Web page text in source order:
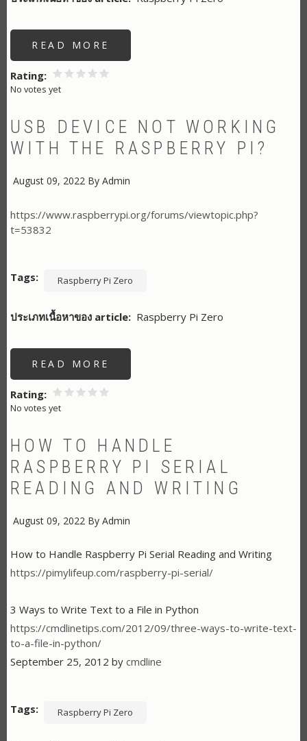
READ MORE
แปลง
(PL2303HXA)
Rating
No votes yet
USB DEVICE NOT WORKING
WITH THE RASPBERRY PI?
August 09, 2022 By Admin
https://www.raspberrypi.org/forums/viewtopic.php?
t=53832
Tags Raspberry Pi Zero
ประเภทเนื้อหาของ article Raspberry Pi Zero
READ MORE
DEVICE
PI?
Rating
No votes yet
HOW TO HANDLE
RASPBERRY PI SERIAL
READING AND WRITING
August 09, 2022 By Admin
How to Handle Raspberry Pi Serial Reading and Writing
https://pimylifeup.com/raspberry-pi-serial/
3 Ways to Write Text to a File in Python
https://cmdlinetips.com/2012/09/three-ways-to-write-text-
to-a-file-in-python/
September 25, 2012 by cmdline
Tags Raspberry Pi Zero